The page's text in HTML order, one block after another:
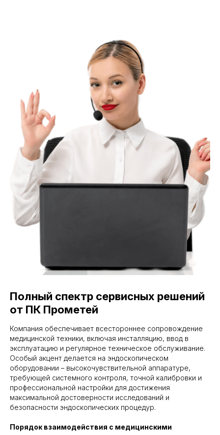
Полный спектр сервисных решений
от ПК Прометей
Компания обеспечивает всестороннее сопровождение
медицинской техники, включая инсталляцию, ввод в
эксплуатацию и регулярное техническое обслуживание.
Особый акцент делается на эндоскопическом
оборудовании – высокочувствительной аппаратуре,
требующей системного контроля, точной калибровки и
профессиональной настройки для достижения
максимальной достоверности исследований и
безопасности эндоскопических процедур.
Порядок взаимодействия с медицинскими
установка и пуско-наладочные
работы нового медоборудования;
профилактическое и регламентное
техническое обслуживание;
сервисная поддержка в
гарантийный и послегарантийный
период;
комплексная диагностика и оценка
технического состояния аппаратуры.
При выявлении неисправностей
осуществляется ремонт любой степени
сложности – от замены функциональных
компонентов до полного восстановления
работоспособности систем. На все виды
работ предоставляется гарантия 9
месяцев – срок, сопоставимый с
заводскими обязательствами на новое
оборудование, что подтверждает высокое
качество выполняемого сервиса.
Основные направления
Сервисный центр «ПК Прометей»
специализируется на профессиональном
восстановлении видеоколоноскопов
Fujinon — оборудования, отличающегося
исключительной цветопередачей
и высокой разрешающей способностью.
Особенностью ремонтных работ является
необходимость сохранения превосходных
характеристик изображения,
обеспечиваемых передовой электронно-
оптической системой, что требует
применения специализированного
оборудования и использования
оригинальных запасных частей.
Наши инженеры выполняют полный
Ремонт видеоколоноскопов
Fujinon — безупречное